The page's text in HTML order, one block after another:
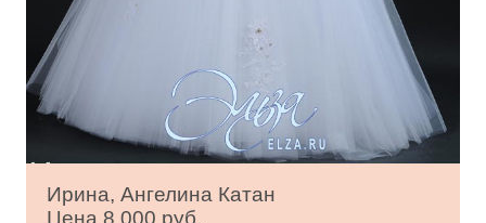
Ирина, Ангелина Катан
Цена 8 000 руб.